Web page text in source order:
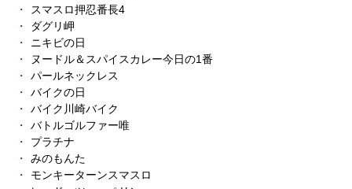
スマスロ押忍番長4
ダグリ岬
ニキビの日
ヌードル＆スパイスカレー今日の1番
パールネックレス
バイクの日
バイク川崎バイク
バトルゴルファー唯
プラチナ
みのもんた
モンキーターンスマスロ